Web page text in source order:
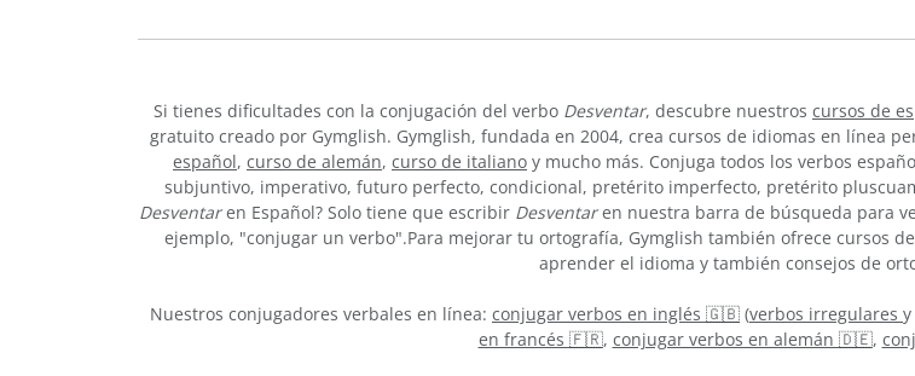
Si tienes dificultades con la conjugación del verbo Desventar, descubre nuestros cursos de
gratuito creado por Gymglish. Gymglish, fundada en 2004, crea cursos de idiomas en línea
español, curso de alemán, curso de italiano y mucho más. Conjuga todos los verbos
subjuntivo, imperativo, futuro perfecto, condicional, pretérito imperfecto, pretérito
Desventaren Español? Solo tiene que escribir Desventaren nuestra barra de búsqueda para
ejemplo, "conjugar un verbo".Para mejorar tu ortografía, Gymglish también ofrece cursos
aprender el idioma y también consejos de
Nuestros conjugadores verbales en línea: conjugar verbos en inglés 🇬🇧 (verbos irregulares y
en francés 🇫🇷, conjugar verbos en alemán 🇩🇪,